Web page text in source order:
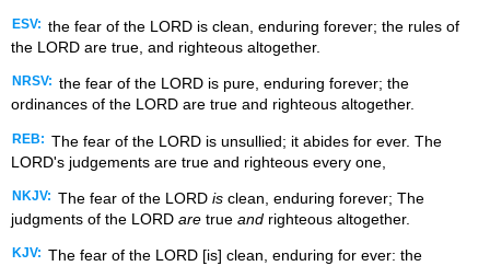
ESV: the fear of the LORD is clean, enduring forever; the rules of
the LORD are true, and righteous altogether.
NRSV: the fear of the LORD is pure, enduring forever; the
ordinances of the LORD are true and righteous altogether.
REB: The fear of the LORD is unsullied; it abides for ever. The
LORD's judgements are true and righteous every one,
NKJV: The fear of the LORD is clean, enduring forever; The
judgments of the LORD are true and righteous altogether.
KJV: The fear of the LORD [is] clean, enduring for ever: the